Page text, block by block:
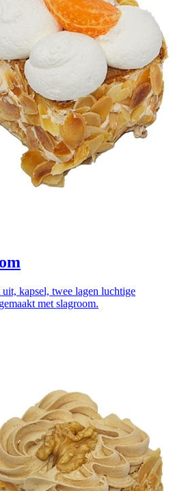
kapsel, twee lagen luchtige
met slagroom.